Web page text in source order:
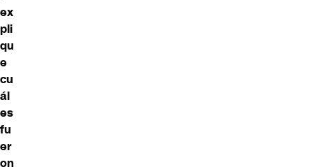
ex
pli
qu
e
cu
ál
es
fu
er
on